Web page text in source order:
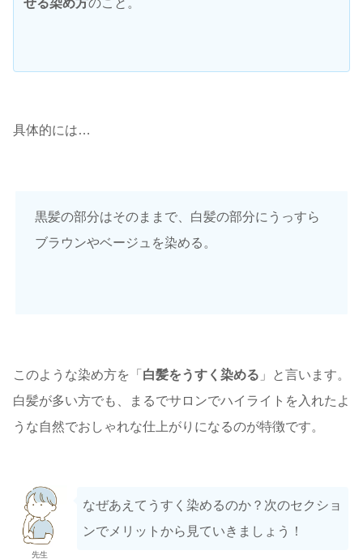
具体的には…
黒髪の部分はそのままで、白髪の部分にうっすら
ブラウンやベージュを染める。
このような染め方を「 白髪をうすく染める 」と言います。
白髪が多い方でも、まるでサロンでハイライトを入れたよ
うな自然でおしゃれな仕上がりになるのが特徴です。
先生
なぜあえてうすく染めるのか？次のセクショ
ンでメリットから見ていきましょう！